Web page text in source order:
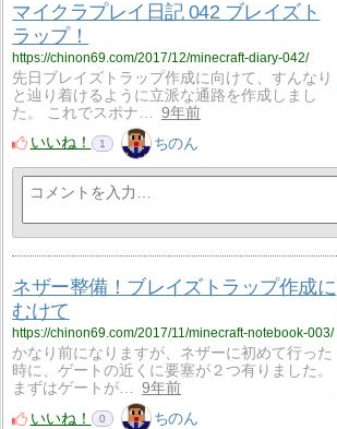
マイクラプレイ日記 042 ブレイズト
ラップ！
https://chinon69.com/2017/12/minecraft-diary-042/
先日ブレイズトラップ作成に向けて、すんなり
と辿り着けるように立派な通路を作成しまし
た。 これでスポナ…
9年前
いいね！
1 ちのん
ネザー整備！ブレイズトラップ作成に
むけて
https://chinon69.com/2017/11/minecraft-notebook-003/
かなり前になりますが、ネザーに初めて行った
時に、ゲートの近くに要塞が２つ有りました。
まずはゲートが…
9年前
いいね！
0 ちのん